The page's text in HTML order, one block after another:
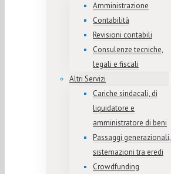
Amministrazione
Contabilità
Revisioni contabili
Consulenze tecniche,
legali e fiscali
Altri Servizi
Cariche sindacali, di
liquidatore e
amministratore di beni
Passaggi generazionali,
sistemazioni tra eredi
Crowdfunding